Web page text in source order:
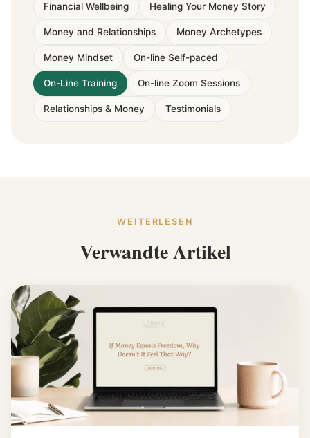
Financial Wellbeing Healing Your Money Story
Money and Relationships Money Archetypes
Money Mindset On-line Self-paced
On-Line Training On-line Zoom Sessions
Relationships & Money Testimonials
WEITERLESEN
Verwandte Artikel